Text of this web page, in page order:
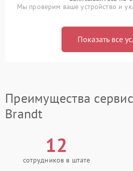
Мы проверим ваше устройство и
Показать все
Преимущества
Brandt
12
сотрудников в штате